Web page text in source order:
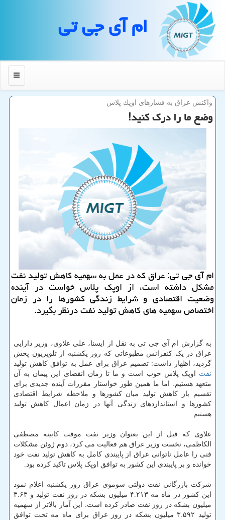
ام آی جی تی
منو
واكنش عراق به فشارهای اوپك پلاس
وضع ما را درك كنید!
ام آی جی تی: عراق كه در عمل به سهمیه كاهش تولید نفت
مشكل داشته است، از اوپك پلاس خواست در آینده
وضعیت اقتصادی و شرایط زندگی كشورها را در زمان
اختصاص سهمیه های كاهش تولید نفت درنظر بگیرد.
به گزارش ام آی جی تی به نقل از ایسنا، علی علاوی، وزیر دارایی
عراق در یک کنفرانس مطبوعاتی که روز یکشنبه از تلویزیون پخش
گردید، اظهار داشت: تصمیم عراق برای عمل به توافق کاهش تولید
نفت اوپک پلاس خوب است و ما تا زمان انقضای این پیمان به آن
متعهد هستیم. اما ما همین طور خواستار مقررات آینده جدیدی برای
تقسیم بار کاهش تولید میان کشورها و ملاحظه شرایط اقتصادی
کشورها و استانداردهای زندگی آنها در زمان اعمال کاهش تولید
هستیم.
علاوی که قبل از این بعنوان وزیر نفت موقت کابینه مصطفی
الکاظمی، نخست وزیر عراق هم فعالیت می کرد، دوم ژوئن مشکلات
فنی را عامل ناتوانی عراق از پایبندی کامل به کاهش تولید نفت خود
خوانده و بر پایبندی این کشور به توافق اوپک پلاس تاکید کرده بود.
شرکت بازرگانی نفت دولتی سوموی عراق روز یکشنبه اعلام نمود
این کشور در ماه مه ۴.۲۱۳ میلیون بشکه در روز نفت تولید و ۳.۶۳
میلیون بشکه در روز نفت صادر کرده است. این آمار بالاتر از سهمیه
تولید ۳.۵۹۲ میلیون بشکه در روز عراق برای ماه مه تحت توافق